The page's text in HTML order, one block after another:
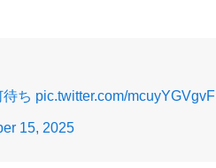
ち pic.twitter.com/mcuyYGVgvF
15, 2025